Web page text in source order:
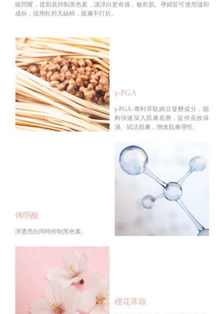
級閃耀，從肌底抑制黑色素，讓淨白更有感，敏乾肌、孕婦皆可使用溫和
成份，採用杜邦天絲棉，親膚不打折。
γ-PGA
γ-PGA-專利萃取納豆發酵成分，能
夠快速深入肌膚底層，提供長效保
濕、賦活肌膚，增進肌膚彈性。
傳明酸
淨透亮白同時抑制黑色素。
櫻花萃取